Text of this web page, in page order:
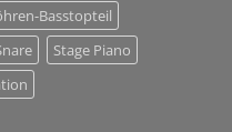
Basstopteil
Stage Piano